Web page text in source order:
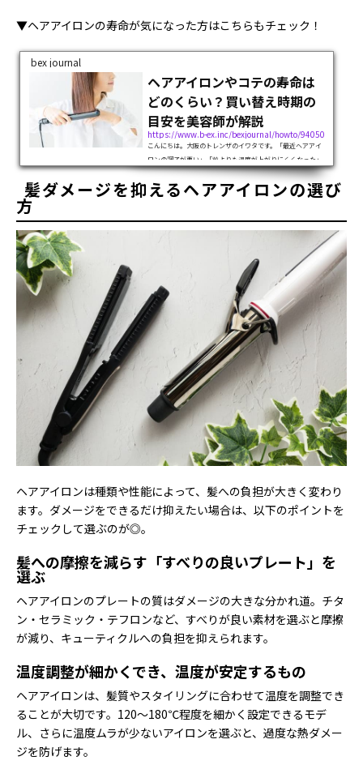
▼ヘアアイロンの寿命が気になった方はこちらもチェック！
bex journal
ヘアアイロンやコテの寿命は
どのくらい？買い替え時期の
目安を美容師が解説
https://www.b-ex.inc/bexjournal/howto/94050
こんにちは。大阪のトレンザのイワタです。「最近ヘアアイ
ロンの調子が悪い」「前よりも温度が上がりにくくなった」
なんてことはありませんか？それはヘアアイロンの寿命が来
ているからかもしれません。寿命が切れたヘアアイロンやコ
髪ダメージを抑えるヘアアイロンの選び
方
ヘアアイロンは種類や性能によって、髪への負担が大きく変わり
ます。ダメージをできるだけ抑えたい場合は、以下のポイントを
チェックして選ぶのが◎。
髪への摩擦を減らす「すべりの良いプレート」を
選ぶ
ヘアアイロンのプレートの質はダメージの大きな分かれ道。チタ
ン・セラミック・テフロンなど、すべりが良い素材を選ぶと摩擦
が減り、キューティクルへの負担を抑えられます。
温度調整が細かくでき、温度が安定するもの
ヘアアイロンは、髪質やスタイリングに合わせて温度を調整でき
ることが大切です。120〜180℃程度を細かく設定できるモデ
ル、さらに温度ムラが少ないアイロンを選ぶと、過度な熱ダメー
ジを防げます。